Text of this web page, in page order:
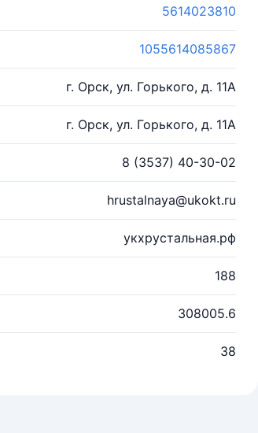
5614023810
1055614085867
г. Орск, ул. Горького, д. 11А
г. Орск, ул. Горького, д. 11А
8 (3537) 40-30-02
hrustalnaya@ukokt.ru
укхрустальная.рф
188
308005.6
38